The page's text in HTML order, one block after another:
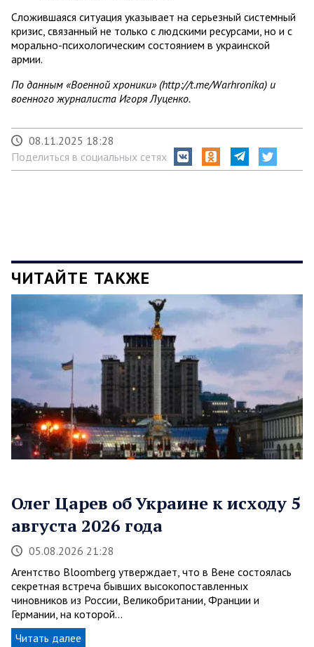
Сложившаяся ситуация указывает на серьезный системный
кризис, связанный не только с людскими ресурсами, но и с
морально-психологическим состоянием в украинской
армии.
По данным «Военной хроники» (http://t.me/Warhronika) и
военного журналиста Игоря Луценко.
08.11.2025 18:28
Поделиться в социальных сетях
ЧИТАЙТЕ ТАКЖЕ
Олег Царев об Украине к исходу 5
августа 2026 года
05.08.2026 21:28
Агентство Bloomberg утверждает, что в Вене состоялась
секретная встреча бывших высокопоставленных
чиновников из России, Великобритании, Франции и
Германии, на которой…
Читать далее